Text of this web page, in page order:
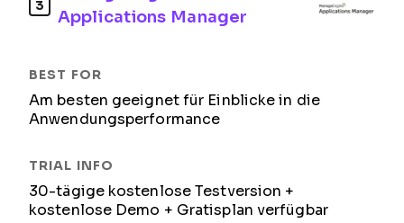
3
Applications Manager
Am besten geeignet für Einblicke in die
Anwendungsperformance
30-tägige kostenlose Testversion +
kostenlose Demo + Gratisplan verfügbar